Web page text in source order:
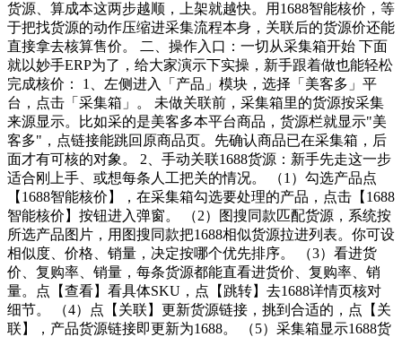
货源、算成本这两步越顺，上架就越快。用1688智能核价，等
于把找货源的动作压缩进采集流程本身，关联后的货源价还能
直接拿去核算售价。 二、操作入口：一切从采集箱开始 下面
就以妙手ERP为了，给大家演示下实操，新手跟着做也能轻松
完成核价： 1、左侧进入「产品」模块，选择「美客多」平
台，点击「采集箱」。 未做关联前，采集箱里的货源按采集
来源显示。比如采的是美客多本平台商品，货源栏就显示"美
客多"，点链接能跳回原商品页。先确认商品已在采集箱，后
面才有可核的对象。 2、手动关联1688货源：新手先走这一步
适合刚上手、或想每条人工把关的情况。 （1）勾选产品点
【1688智能核价】，在采集箱勾选要处理的产品，点击【1688
智能核价】按钮进入弹窗。 （2）图搜同款匹配货源，系统按
所选产品图片，用图搜同款把1688相似货源拉进列表。你可设
相似度、价格、销量，决定按哪个优先排序。 （3）看进货
价、复购率、销量，每条货源都能直看进货价、复购率、销
量。点【查看】看具体SKU，点【跳转】去1688详情页核对
细节。 （4）点【关联】更新货源链接，挑到合适的，点【关
联】，产品货源链接即更新为1688。 （5）采集箱显示1688货